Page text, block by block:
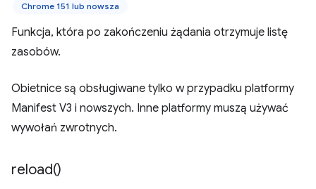
Chrome 151 lub nowsza
Funkcja, która po zakończeniu żądania otrzymuje listę
zasobów.
Obietnice są obsługiwane tylko w przypadku platformy
Manifest V3 i nowszych. Inne platformy muszą używać
wywołań zwrotnych.
reload()